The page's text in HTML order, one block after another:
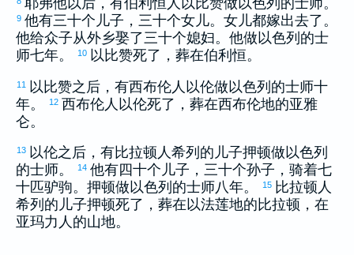
9 他有三十个儿子，三十个女儿。女儿都嫁出去了。
他给众子从外乡娶了三十个媳妇。他做 以色列 的士
师七年。
10 以比赞死了，葬在伯利恒。
11 以比赞之后，有西布伦 人 以伦做 以色列 的士师十
年。
12 西布伦 人 以伦死了，葬在西布伦地的亚雅
仑。
13 以伦之后，有比拉顿 人希列 的儿子押顿做以色列
的士师。
14 他有四十个儿子，三十个孙子，骑着七
十匹驴驹。 押顿做以色列 的士师八年。 15 比拉顿 人
希列 的儿子押顿死了，葬在以法莲地的 比拉顿 ，在
亚玛力 人的山地。